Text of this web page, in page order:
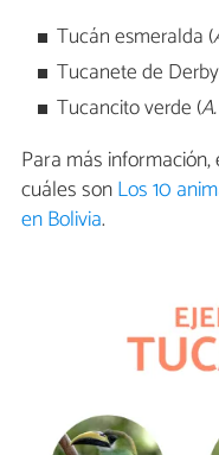
Tucán esmeralda (
Tucanete de
Tucancito verde (
Para más
cuáles sonLos 10
en Bolivia.